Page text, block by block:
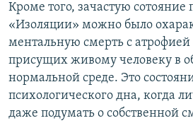
Кроме того, зачастую сотояние
«Изоляции» можно было
ментальную смерть с атрофией
присущих живому человеку в
нормальной среде. Это
психологического дна, когда
даже подумать о собственной